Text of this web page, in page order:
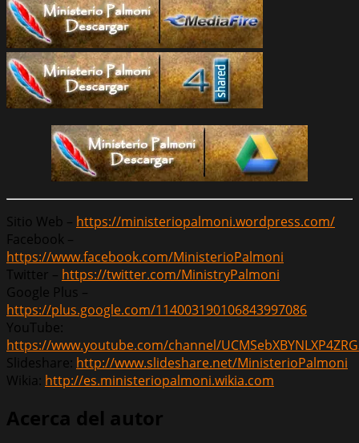
Sitio Web – https://ministeriopalmoni.wordpress.com/
Facebook –
https://www.facebook.com/MinisterioPalmoni
Twitter – https://twitter.com/MinistryPalmoni
Google Plus –
https://plus.google.com/114003190106843997086
YouTube:
https://www.youtube.com/channel/
Slideshare: http://www.slideshare.net/MinisterioPalmoni
Wikia: http://es.ministeriopalmoni.wikia.com
Acerca del autor